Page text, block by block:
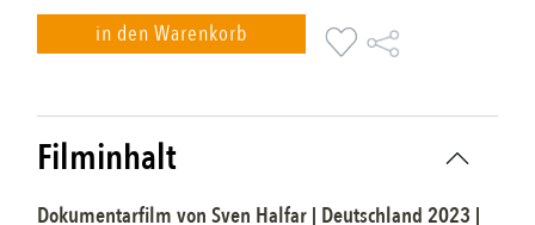
in den Warenkorb
Filminhalt
Dokumentarfilm vonSven Halfar | Deutschland 2023 |